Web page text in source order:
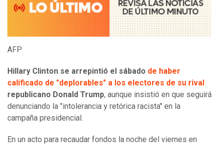
AFP
Hillary Clinton se arrepintió el sábado de haber
calificado de "deplorables" a los electores de su rival
republicano Donald Trump, aunque insistió en que seguirá
denunciando la "intolerancia y retórica racista" en la
campaña presidencial.
En un acto para recaudar fondos la noche del viernes en